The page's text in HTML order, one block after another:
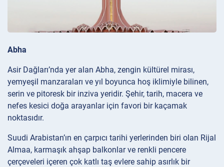
Abha
Asir Dağları’nda yer alan Abha, zengin kültürel mirası,
yemyeşil manzaraları ve yıl boyunca hoş iklimiyle bilinen,
serin ve pitoresk bir inziva yeridir. Şehir, tarih, macera ve
nefes kesici doğa arayanlar için favori bir kaçamak
noktasıdır.
Suudi Arabistan’ın en çarpıcı tarihi yerlerinden biri olan Rijal
Almaa, karmaşık ahşap balkonlar ve renkli pencere
çerçeveleri içeren çok katlı taş evlere sahip asırlık bir